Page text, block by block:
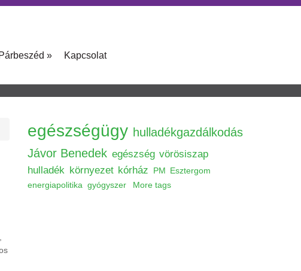
Párbeszéd » Kapcsolat
egészségügy hulladékgazdálkodás
Jávor Benedek egészség vörösiszap
hulladék környezet kórház PM Esztergom
energiapolitika gyógyszer More tags